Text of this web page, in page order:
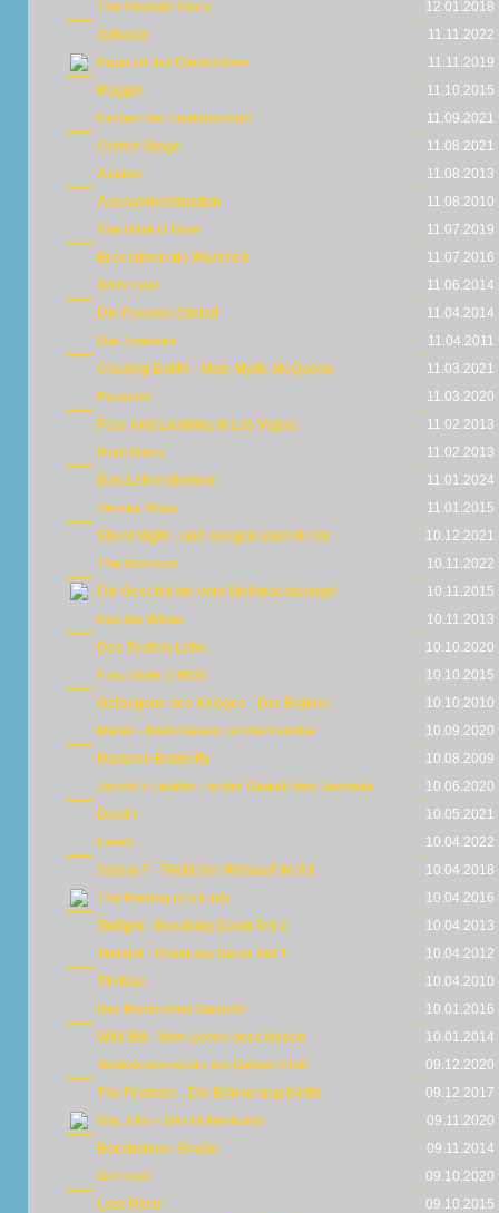
The Straight Story
12.01.2018
Aphasie
11.11.2022
Papa ist auf Dienstreise
11.11.2019
Maggie
11.10.2015
Farben der Leidenschaft
11.09.2021
Center Stage
11.08.2021
Aviator
11.08.2013
Ausnahmesituation
11.08.2010
The Hate U Give
11.07.2019
Erschütternde Wahrheit
11.07.2016
All Is Lost
11.06.2014
Die Passion Christi
11.04.2014
Die Joneses
11.04.2011
Chasing Bullitt - Man. Myth. McQueen.
11.03.2021
Parasite
11.03.2020
Fear And Loathing in Las Vegas
11.02.2013
Rum Diary
11.02.2013
Das Lehrerzimmer
11.01.2024
Jersey Boys
11.01.2015
Silent Night - und morgen sind wir tot
10.12.2021
The Survivor
10.11.2022
Die Geschichte vom Weihnachtsengel
10.11.2015
Into the White
10.11.2013
Des Teufels Lohn
10.10.2020
Frau Holle (1963)
10.10.2015
Gefangene des Krieges - Der Bunker
10.10.2010
Malak - Mein Gesetz ist die Familie
10.09.2020
Madame Butterfly
10.08.2009
Jacob´s Ladder - In der Gewalt des Jenseits
10.06.2020
Desire
10.05.2021
Lamb
10.04.2022
Salyut-7 - Tödlicher Wettlauf im All
10.04.2018
The Making of a Lady
10.04.2016
Twilight - Breaking Dawn Teil 2
10.04.2013
Twilight - Breaking Dawn Teil 1
10.04.2012
Tin Man
10.04.2010
Der Mann ohne Gesicht
10.01.2016
Wild Bill - Vom Leben beschissen
10.01.2014
Todeskommando am Gelben Fluß
09.12.2020
The Promise - Die Erinnerung bleibt
09.12.2017
Big John - Der Höllenhund
09.11.2020
Bornholmer Straße
09.11.2014
Girl Lost
09.10.2020
Lost River
09.10.2015